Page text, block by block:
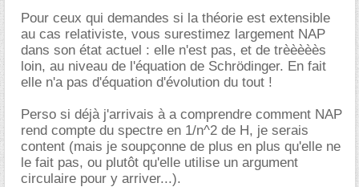
Pour ceux qui demandes si la théorie est extensible
au cas relativiste, vous surestimez largement NAP
dans son état actuel : elle n'est pas, et de trèèèèès
loin, au niveau de l'équation de Schrödinger. En fait
elle n'a pas d'équation d'évolution du tout !
Perso si déjà j'arrivais à a comprendre comment NAP
rend compte du spectre en 1/n^2 de H, je serais
content (mais je soupçonne de plus en plus qu'elle ne
le fait pas, ou plutôt qu'elle utilise un argument
circulaire pour y arriver...).